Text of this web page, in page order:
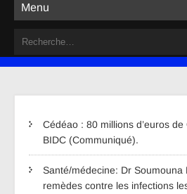
Menu
Cédéao : 80 millions d’euros
BIDC (Communiqué).
Santé/médecine: Dr Soumouna
remèdes contre les infections